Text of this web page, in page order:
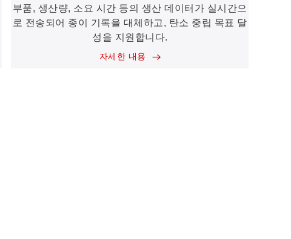
부품, 생산량, 소요 시간 등의 생산 데이터가 실시간으
로 전송되어 종이 기록을 대체하고, 탄소 중립 목표 달
성을 지원합니다.
자세한 내용